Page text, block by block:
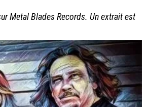
Metal Blades Records. Un extrait est